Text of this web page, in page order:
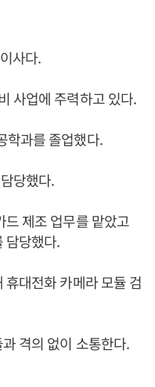
사다.
사업에 주력하고 있다.
학과를 졸업했다.
당했다.
제조 업무를 맡았고
담당했다.
대전화 카메라 모듈 검
격의 없이 소통한다.